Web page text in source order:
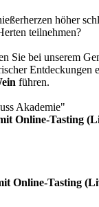
höher
teilnehmen?
Sie bei unserem
Entdeckungen
führen.
Akademie"
Online-Tasting
Online-Tasting